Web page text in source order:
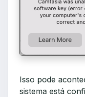
Isso pode
sistema está